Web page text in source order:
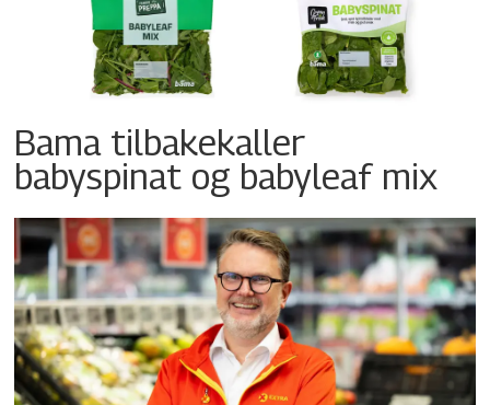
Bama tilbakekaller
babyspinat og babyleaf mix